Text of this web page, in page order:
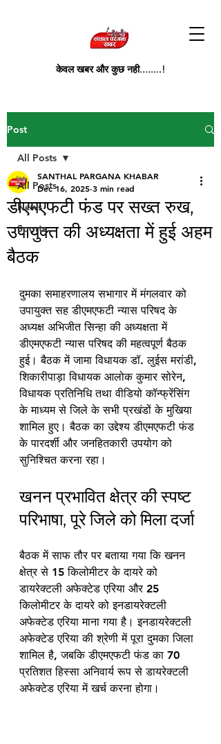
केवल खबर और कुछ नही........!
Post
All Posts
News
Sports
All Posts
डीएमएफटी फंड पर सख्त रुख,
उपायुक्त की अध्यक्षता में हुई अहम
बैठक
SANTHAL PARGANA KHABAR
Dec 16, 2025 3 min read
दुमका समाहरणालय सभागार में मंगलवार को
उपायुक्त सह डीएमएफटी न्यास परिषद के
अध्यक्ष अभिजीत सिन्हा की अध्यक्षता में
डीएमएफटी न्यास परिषद की महत्वपूर्ण बैठक
हुई। बैठक में जामा विधायक डॉ. लुईस मरांडी,
शिकारीपाड़ा विधायक आलोक कुमार सोरेन,
विधायक प्रतिनिधि तथा वीडियो कॉन्फ्रेंसिंग
के माध्यम से जिले के सभी प्रखंडों के मुखिया
शामिल हुए। बैठक का उद्देश्य डीएमएफटी फंड
के पारदर्शी और जनहितकारी उपयोग को
सुनिश्चित करना रहा।
खनन प्रभावित क्षेत्र की स्पष्ट
परिभाषा, पूरे जिले को मिला दर्जा
बैठक में साफ तौर पर बताया गया कि खनन
क्षेत्र से 15 किलोमीटर के दायरे को
डायरेक्टली अफेक्टेड एरिया और 25
किलोमीटर के दायरे को इनडायरेक्टली
अफेक्टेड एरिया माना गया है। इनडायरेक्टली
अफेक्टेड एरिया की श्रेणी में पूरा दुमका जिला
शामिल है, जबकि डीएमएफटी फंड का 70
प्रतिशत हिस्सा अनिवार्य रूप से डायरेक्टली
अफेक्टेड एरिया में खर्च करना होगा।